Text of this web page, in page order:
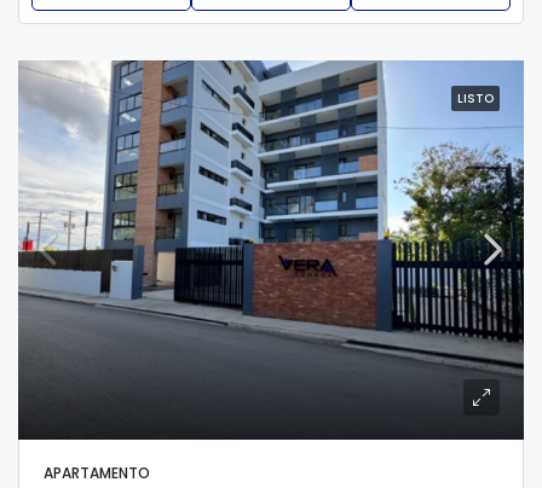
LISTO
APARTAMENTO